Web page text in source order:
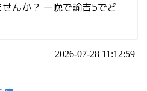
んか？ 一晩で諭吉5でど
2026-07-28 11:12:59